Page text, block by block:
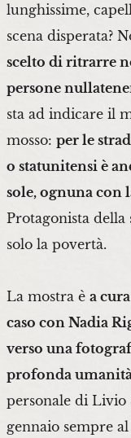
lunghissime,
scena disperata?
scelto di ritrarre
persone
sta ad indicare il
mosso: per le
o statunitensi è
sole, ognuna con
Protagonista della
solo la povertà.
La mostra è a
caso con Nadia
verso una
profonda umanità
personale di Livio
gennaio sempre